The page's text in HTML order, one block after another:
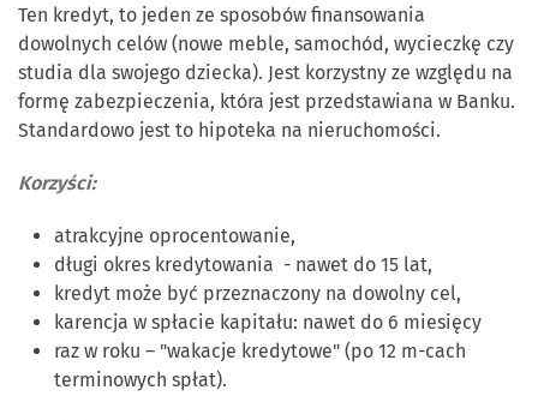
Ten kredyt, to jeden ze sposobów finansowania
dowolnych celów (nowe meble, samochód, wycieczkę czy
studia dla swojego dziecka). Jest korzystny ze względu na
formę zabezpieczenia, która jest przedstawiana w Banku.
Standardowo jest to hipoteka na nieruchomości.
Korzyści:
atrakcyjne oprocentowanie,
długi okres kredytowania - nawet do 15 lat,
kredyt może być przeznaczony na dowolny cel,
karencja w spłacie kapitału: nawet do 6 miesięcy
raz w roku – "wakacje kredytowe" (po 12 m-cach
terminowych spłat).